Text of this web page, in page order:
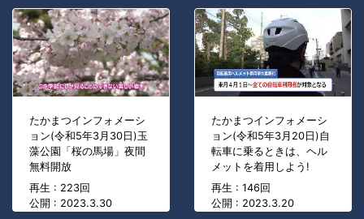
たかまつインフォメーシ
ョン(令和5年3月30日)玉
藻公園「桜の馬場」夜間
無料開放
再生 : 223回
公開 : 2023.3.30
たかまつインフォメーシ
ョン(令和5年3月20日)自
転車に乗るときは、ヘル
メットを着用しよう!
再生 : 146回
公開 : 2023.3.20